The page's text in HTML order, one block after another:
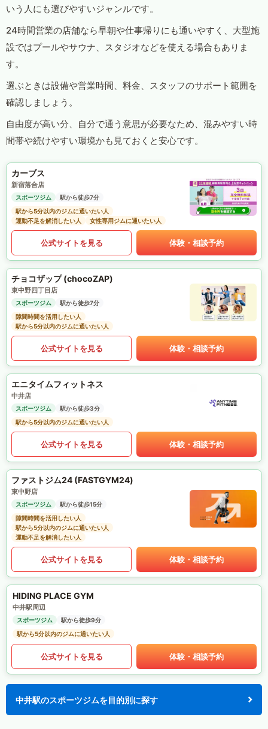
いう人にも選びやすいジャンルです。
24時間営業の店舗なら早朝や仕事帰りにも通いやすく、大型施
設ではプールやサウナ、スタジオなどを使える場合もありま
す。
選ぶときは設備や営業時間、料金、スタッフのサポート範囲を
確認しましょう。
自由度が高い分、自分で通う意思が必要なため、混みやすい時
間帯や続けやすい環境かも見ておくと安心です。
カーブス
新宿落合店
スポーツジム
駅から徒歩7分
駅から5分以内のジムに通いたい人
運動不足を解消したい人
女性専用ジムに通いたい人
公式サイトを見る 体験・相談予約
チョコザップ (chocoZAP)
東中野四丁目店
スポーツジム
駅から徒歩7分
隙間時間を活用したい人
駅から5分以内のジムに通いたい人
公式サイトを見る 体験・相談予約
エニタイムフィットネス
中井店
スポーツジム
駅から徒歩3分
駅から5分以内のジムに通いたい人
公式サイトを見る 体験・相談予約
ファストジム24 (FASTGYM24)
東中野店
スポーツジム
駅から徒歩15分
隙間時間を活用したい人
駅から5分以内のジムに通いたい人
運動不足を解消したい人
公式サイトを見る 体験・相談予約
HIDING PLACE GYM
中井駅周辺
スポーツジム
駅から徒歩9分
駅から5分以内のジムに通いたい人
公式サイトを見る 体験・相談予約
中井駅のスポーツジムを目的別に探す